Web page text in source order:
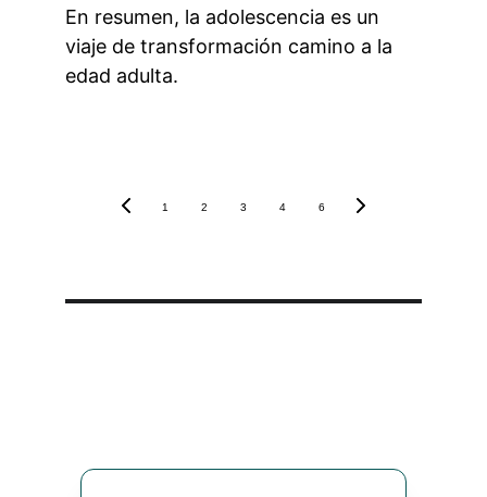
En resumen, la adolescencia es un
viaje de transformación camino a la
edad adulta.
1 2 3 4 6